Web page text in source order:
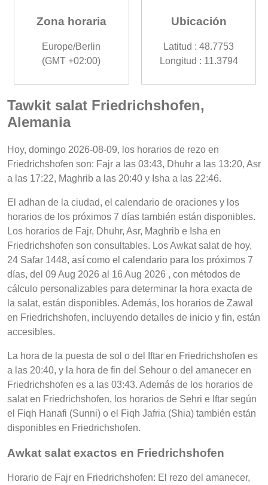
Zona horaria
Europe/Berlin
(GMT +02:00)
Ubicación
Latitud : 48.7753
Longitud : 11.3794
Tawkit salat Friedrichshofen,
Alemania
Hoy, domingo 2026-08-09, los horarios de rezo en
Friedrichshofen son: Fajr a las 03:43, Dhuhr a las 13:20, Asr
a las 17:22, Maghrib a las 20:40 y Isha a las 22:46.
El adhan de la ciudad, el calendario de oraciones y los
horarios de los próximos 7 días también están disponibles.
Los horarios de Fajr, Dhuhr, Asr, Maghrib e Isha en
Friedrichshofen son consultables. Los Awkat salat de hoy,
24 Safar 1448, así como el calendario para los próximos 7
días, del 09 Aug 2026 al 16 Aug 2026 , con métodos de
cálculo personalizables para determinar la hora exacta de
la salat, están disponibles. Además, los horarios de Zawal
en Friedrichshofen, incluyendo detalles de inicio y fin, están
accesibles.
La hora de la puesta de sol o del Iftar en Friedrichshofen es
a las 20:40, y la hora de fin del Sehour o del amanecer en
Friedrichshofen es a las 03:43. Además de los horarios de
salat en Friedrichshofen, los horarios de Sehri e Iftar según
el Fiqh Hanafi (Sunni) o el Fiqh Jafria (Shia) también están
disponibles en Friedrichshofen.
Awkat salat exactos en Friedrichshofen
Horario de Fajr en Friedrichshofen: El rezo del amanecer,